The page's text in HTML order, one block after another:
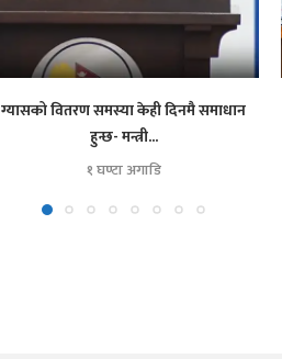
ग्यासको वितरण समस्या केही दिनमै समाधान
हुन्छ- मन्त्री...
१ घण्टा अगाडि